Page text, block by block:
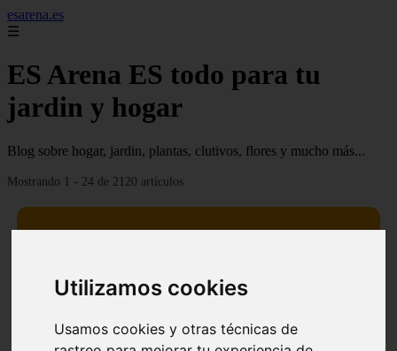
Utilizamos cookies
Usamos cookies y otras técnicas de
esarena.es
☰
ES Arena ES todo para tu
jardin y hogar
Blog sobre hogar, jardin, plantas, clutivos, flores y mucho más...
Mostrando 1 - 24 de 2120 artículos
defendible